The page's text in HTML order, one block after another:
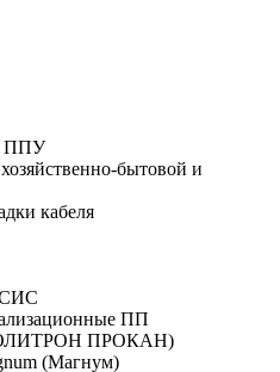
ППУ
бытовой и
кабеля
ПП
ПРОКАН)
(Магнум)